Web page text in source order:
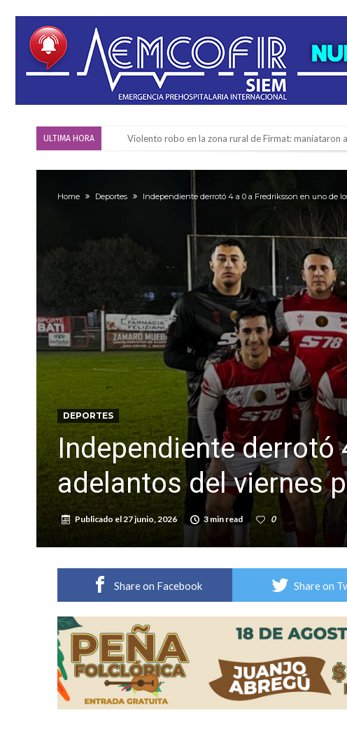
ULTIMA HORA Violento robo en la zona rural de Firmat: maniataron
Vuelve el básquet: este viernes arranca el Clausura
Güemes y Mariano Vera
Alerta meteorológico: el SMN advierte por
¿Llega un “Súper Niño”?: De Benedictis aclara los
Cañada del Ucle se prepara para la 5ª edición de la
Distinguieron a Ramiro Maldonado, el campeón
Villada: evalúan obras preventivas ante posibles
Home Deportes Independiente derrotó 4 a 0 a Fredriksson en uno de
DEPORTES
Independiente derrotó
adelantos del viernes
Publicado el27 junio, 2026 3 min read 0
Share on Facebook Share on